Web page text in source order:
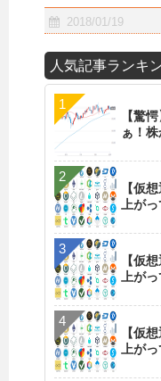
2018/01/19
人気記事ランキ
【驚
ぁ！
【仮
上が
【仮
上が
【仮
上が